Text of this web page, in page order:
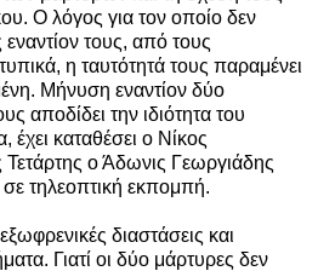
Ο λόγος για τον οποίο δεν
εναντίον τους, από τους
η ταυτότητά τους παραμένει
Μήνυση εναντίον δύο
την ιδιότητα του
καταθέσει ο Νίκος
ο Άδωνις Γεωργιάδης
τηλεοπτική εκπομπή.
διαστάσεις και
Γιατί οι δύο μάρτυρες δεν